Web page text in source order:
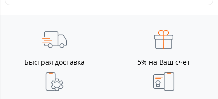
Быстрая доставка 5% на Ваш счет